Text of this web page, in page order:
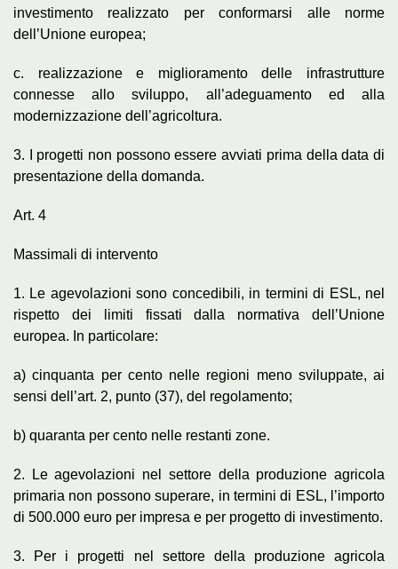
investimento realizzato per conformarsi alle norme
dell’Unione europea;
c. realizzazione e miglioramento delle infrastrutture
connesse allo sviluppo, all’adeguamento ed alla
modernizzazione dell’agricoltura.
3. I progetti non possono essere avviati prima della data di
presentazione della domanda.
Art. 4
Massimali di intervento
1. Le agevolazioni sono concedibili, in termini di ESL, nel
rispetto dei limiti fissati dalla normativa dell’Unione
europea. In particolare:
a) cinquanta per cento nelle regioni meno sviluppate, ai
sensi dell’art. 2, punto (37), del regolamento;
b) quaranta per cento nelle restanti zone.
2. Le agevolazioni nel settore della produzione agricola
primaria non possono superare, in termini di ESL, l’importo
di 500.000 euro per impresa e per progetto di investimento.
3. Per i progetti nel settore della produzione agricola